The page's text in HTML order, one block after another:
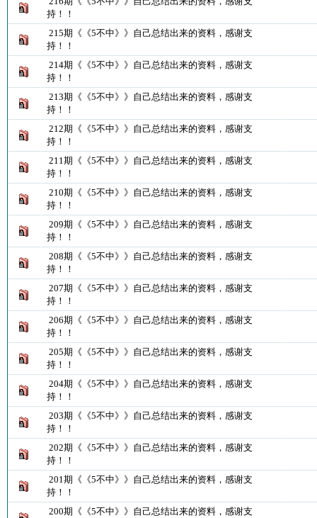
持！！
215期《《5不中》》自己总结出来的资料，感谢支
持！！
214期《《5不中》》自己总结出来的资料，感谢支
持！！
213期《《5不中》》自己总结出来的资料，感谢支
持！！
212期《《5不中》》自己总结出来的资料，感谢支
持！！
211期《《5不中》》自己总结出来的资料，感谢支
持！！
210期《《5不中》》自己总结出来的资料，感谢支
持！！
209期《《5不中》》自己总结出来的资料，感谢支
持！！
208期《《5不中》》自己总结出来的资料，感谢支
持！！
207期《《5不中》》自己总结出来的资料，感谢支
持！！
206期《《5不中》》自己总结出来的资料，感谢支
持！！
205期《《5不中》》自己总结出来的资料，感谢支
持！！
204期《《5不中》》自己总结出来的资料，感谢支
持！！
203期《《5不中》》自己总结出来的资料，感谢支
持！！
202期《《5不中》》自己总结出来的资料，感谢支
持！！
201期《《5不中》》自己总结出来的资料，感谢支
持！！
200期《《5不中》》自己总结出来的资料，感谢支